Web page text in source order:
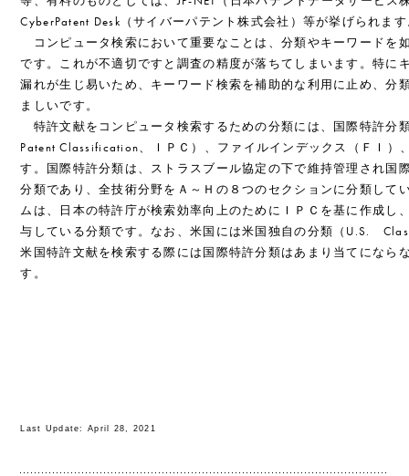
CyberPatent Desk（サイバーパテント株式会社）等が挙げられま
コンピュータ検索において重要なことは、分類やキーワードを
です。これが不適切ですと調査の精度が落ちてしまいます。特に
漏れが生じ易いため、キーワード検索を補助的な利用に止め、分
ましいです。
特許文献をコンピュータ検索するための分類には、国際特許分
Patent Classification、ＩＰＣ）、ファイルインデックス（ＦＩ）
す。国際特許分類は、ストラスブール協定の下で維持管理され国
分類であり、全技術分野をＡ～Ｈの８つのセクションに分類して
ムは、日本の特許庁が検索効率向上のためにＩＰＣを基に作成し
与している分類です。なお、米国には米国独自の分類（U.S.
米国特許文献を検索する際には国際特許分類はあまり当てになら
す。
Last Update: April 28, 2021